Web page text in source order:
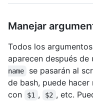
Manejar
Todos los
aparecen después de
name
se pasarán al
de bash, puede
con
$1 , $2 , etc.